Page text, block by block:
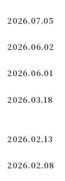
2026.07.05
2026.06.02
2026.06.01
2026.03.18
2026.02.13
2026.02.08